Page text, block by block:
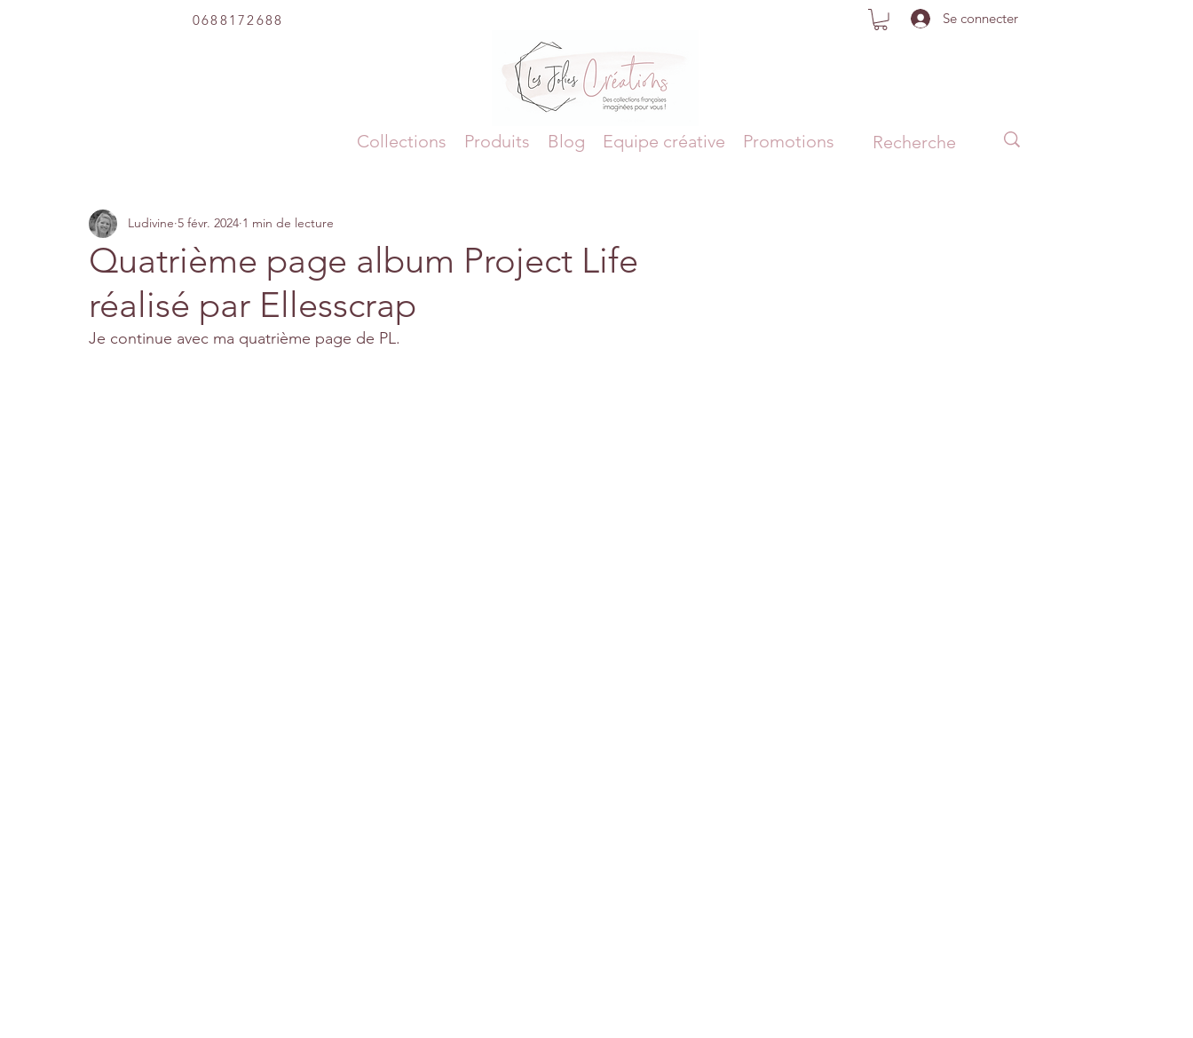
0688172688 Se connecter
Collections Produits Blog Equipe créative Promotions
Quatrième page album Project Life
réalisé par Ellesscrap
Ludivine 5 févr. 2024 1 min de lecture
Je continue avec ma quatrième page de PL.